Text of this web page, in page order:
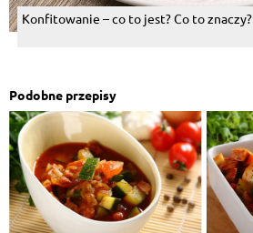
Konfitowanie – co to jest? Co to znaczy?
Podobne przepisy